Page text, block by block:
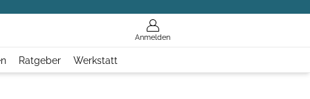
Anmelden
Ratgeber Werkstatt